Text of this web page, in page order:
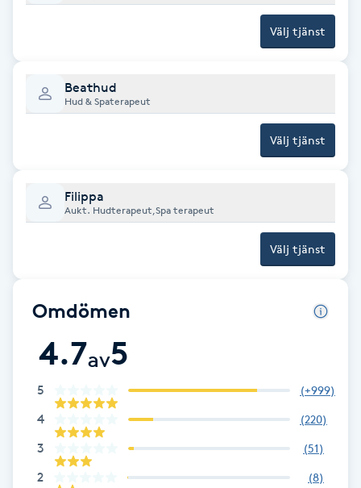
Gelenaglar
Gellack
Gellack med förstärkning
Gravidyoga
Gua Sha-massage
Hatha Yoga
Headspa
Healing
Herrklippning
Välj tjänst
Beathud
Hud & Spaterapeut
Välj tjänst
Filippa
Aukt. Hudterapeut,Spa terapeut
Välj tjänst
Omdömen
4.7av5
5 (+999)
4 (220)
3 (51)
2 (8)